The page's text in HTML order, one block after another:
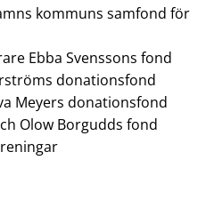
kommuns samfond för
Ebba Svenssons fond
donationsfond
Meyers donationsfond
Olow Borgudds fond